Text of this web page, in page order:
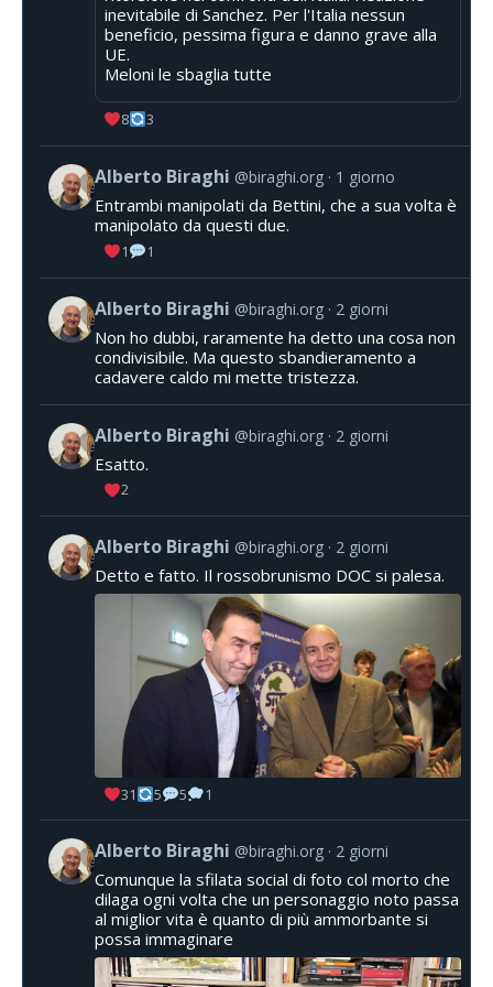
inevitabile di Sanchez. Per l'Italia nessun
beneficio, pessima figura e danno grave alla
UE.
Meloni le sbaglia tutte
8 3
Alberto Biraghi @biraghi.org 1 giorno
Entrambi manipolati da Bettini, che a sua volta è
manipolato da questi due.
1 1
Alberto Biraghi @biraghi.org 2 giorni
Non ho dubbi, raramente ha detto una cosa non
condivisibile. Ma questo sbandieramento a
cadavere caldo mi mette tristezza.
Alberto Biraghi @biraghi.org 2 giorni
Esatto.
2
Alberto Biraghi @biraghi.org 2 giorni
Detto e fatto. Il rossobrunismo DOC si palesa.
31 5 5 1
Alberto Biraghi @biraghi.org 2 giorni
Comunque la sfilata social di foto col morto che
dilaga ogni volta che un personaggio noto passa
al miglior vita è quanto di più ammorbante si
possa immaginare